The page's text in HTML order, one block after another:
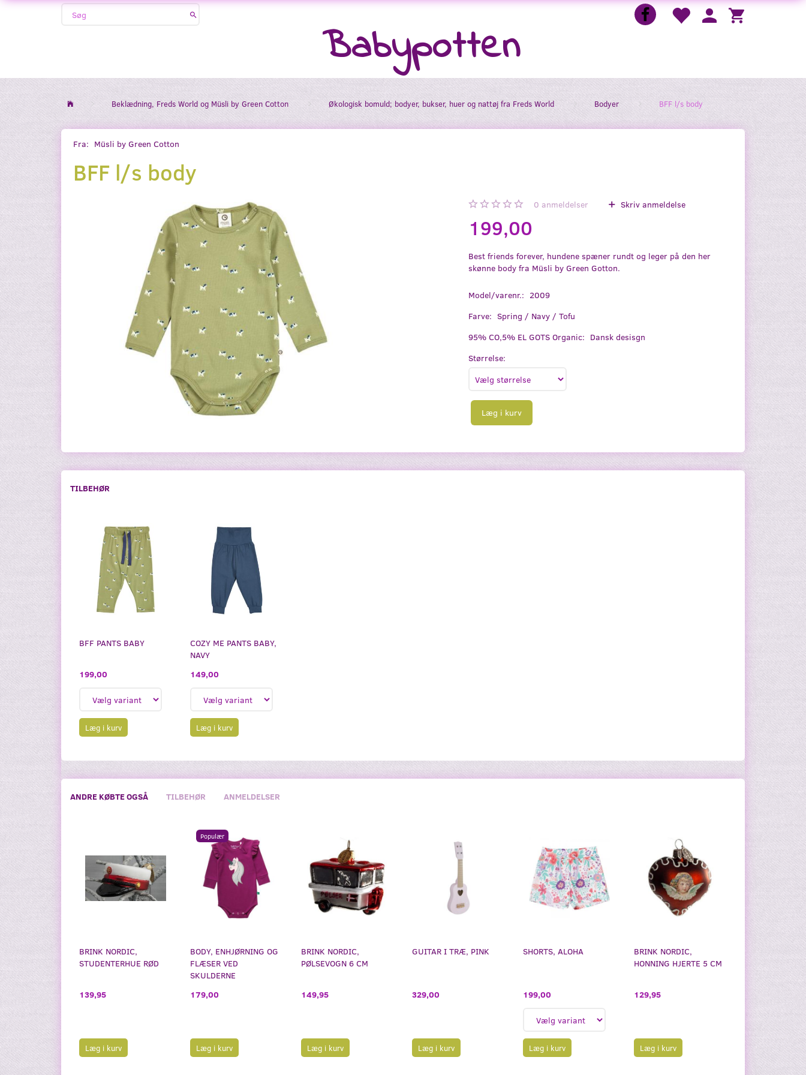
Babypotten
Beklædning, Freds World og Müsli by Green Cotton Økologisk bomuld; bodyer, bukser, huer og nattøj fra Freds World Bodyer BFF l/s body
Fra: Müsli by Green Cotton
BFF l/s body
0 anmeldelser Skriv anmeldelse
199,00
Best friends forever, hundene spæner rundt og leger på den her
skønne body fra Müsli by Green Gotton.
Model/varenr.: 2009
Farve: Spring / Navy / Tofu
95% CO,5% EL GOTS Organic: Dansk desisgn
Størrelse:
Læg i kurv
TILBEHØR
BFF PANTS BABY
199,00
Læg i kurv
COZY ME PANTS BABY,
NAVY
149,00
Læg i kurv
ANDRE KØBTE OGSÅ TILBEHØR ANMELDELSER
BRINK NORDIC,
STUDENTERHUE RØD
139,95
Læg i kurv
Populær
BODY, ENHJØRNING OG
FLÆSER VED
SKULDERNE
179,00
Læg i kurv
BRINK NORDIC,
PØLSEVOGN 6 CM
149,95
Læg i kurv
GUITAR I TRÆ, PINK
329,00
Læg i kurv
SHORTS, ALOHA
199,00
Læg i kurv
BRINK NORDIC,
HONNING HJERTE 5 CM
129,95
Læg i kurv